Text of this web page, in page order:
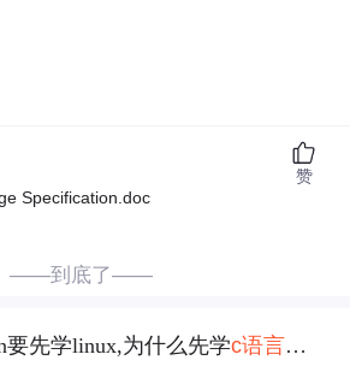
Specification.doc
赞
——到底了——
要先学linux,为什么先学c语言比较